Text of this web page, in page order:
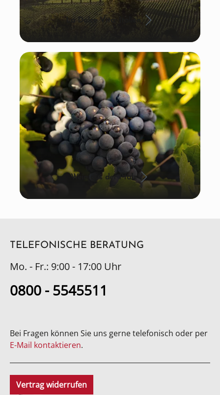
La Dolce Vita: Italien
Wein aus der Pfalz
TELEFONISCHE BERATUNG
Mo. - Fr.: 9:00 - 17:00 Uhr
0800 - 5545511
Bei Fragen können Sie uns gerne telefonisch oder per
E-Mail kontaktieren.
Vertrag widerrufen